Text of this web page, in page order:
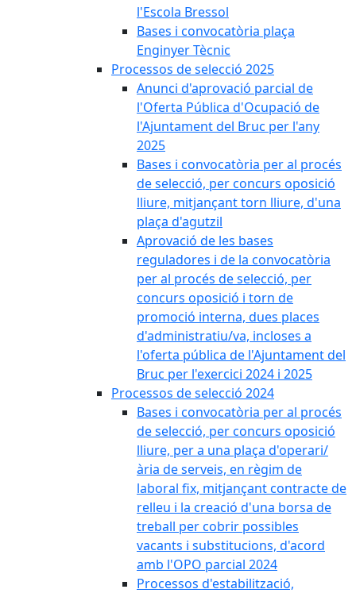
l'Escola Bressol
Bases i convocatòria plaça
Enginyer Tècnic
Processos de selecció 2025
Anunci d'aprovació parcial de
l'Oferta Pública d'Ocupació de
l'Ajuntament del Bruc per l'any
2025
Bases i convocatòria per al procés
de selecció, per concurs oposició
lliure, mitjançant torn lliure, d'una
plaça d'agutzil
Aprovació de les bases
reguladores i de la convocatòria
per al procés de selecció, per
concurs oposició i torn de
promoció interna, dues places
d'administratiu/va, incloses a
l'oferta pública de l'Ajuntament del
Bruc per l'exercici 2024 i 2025
Processos de selecció 2024
Bases i convocatòria per al procés
de selecció, per concurs oposició
lliure, per a una plaça d'operari/
ària de serveis, en règim de
laboral fix, mitjançant contracte de
relleu i la creació d'una borsa de
treball per cobrir possibles
vacants i substitucions, d'acord
amb l'OPO parcial 2024
Processos d'estabilització,